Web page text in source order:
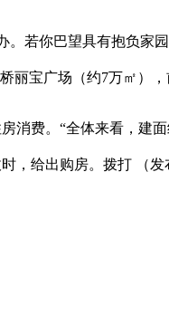
你巴望具有抱负家
丽宝广场（约7万㎡）
费。“全体来看，建
给出购房。拨打 （